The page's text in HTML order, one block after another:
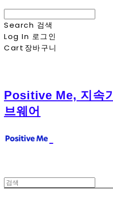
Search 검색
Log In 로그인
Cart 장바구니
Positive Me, 지속
브웨어